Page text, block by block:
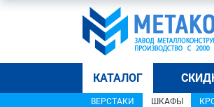
КАТАЛОГ
ВЕРСТАКИ ШКАФЫ